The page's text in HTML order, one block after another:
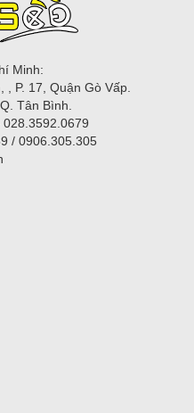
Minh:
, P. 17, Quận Gò Vấp.
Tân Bình.
/ 0906.305.305